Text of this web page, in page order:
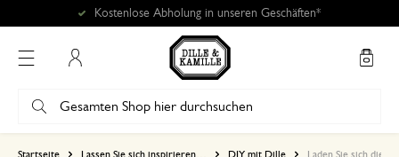
Startseite Lassen Sie sich inspirieren… DIY mit Dille Laden Sie sich die